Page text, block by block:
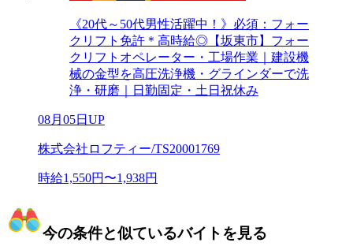
《20代～50代男性活躍中！》必須：フォー
クリフト免許＊高時給◎【坂東市】フォー
クリフトオペレーター・工場作業｜建設機
械の金型を高圧洗浄機・グラインダーで洗
浄・研磨｜日勤固定・土日祝休み
08月05日UP
株式会社ロフティー/TS20001769
時給1,550円〜1,938円
今の条件と似ているバイトを見る